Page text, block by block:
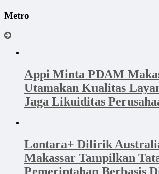
Metro
Appi Minta PDAM
Utamakan Kualitas
Jaga Likuiditas
Lontara+ Dilirik
Makassar Tampilkan